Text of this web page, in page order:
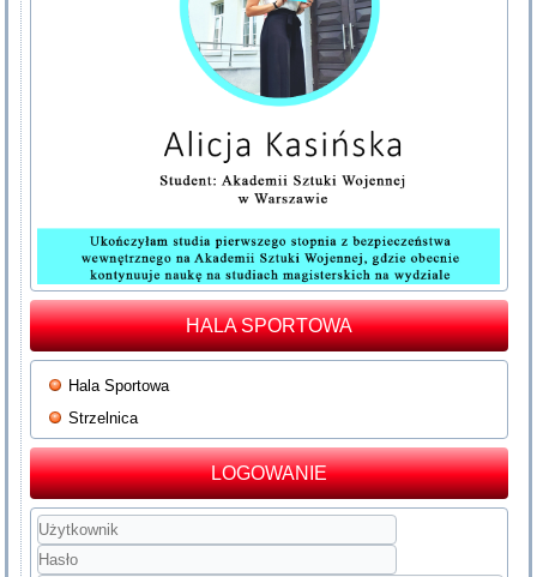
HALA SPORTOWA
Hala Sportowa
Strzelnica
LOGOWANIE
Użytkownik